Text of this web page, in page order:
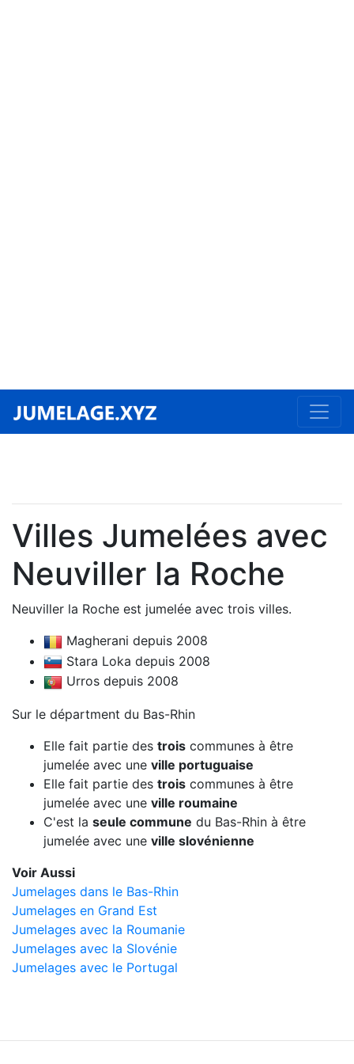
Villes Jumelées avec
Neuviller la Roche
Neuviller la Roche est jumelée avec trois villes.
Magherani depuis 2008
Stara Loka depuis 2008
Urros depuis 2008
Sur le départment du Bas-Rhin
Elle fait partie des trois communes à être
jumelée avec une ville portuguaise
Elle fait partie des trois communes à être
jumelée avec une ville roumaine
C'est la seule commune du Bas-Rhin à être
jumelée avec une ville slovénienne
Voir Aussi
Jumelages dans le Bas-Rhin
Jumelages en Grand Est
Jumelages avec la Roumanie
Jumelages avec la Slovénie
Jumelages avec le Portugal